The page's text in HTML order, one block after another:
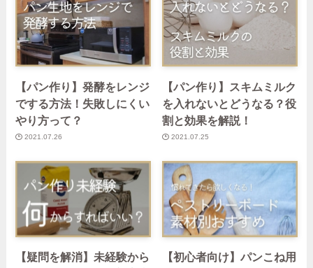
【パン作り】発酵をレンジ
でする方法！失敗しにくい
やり方って？
2021.07.26
【パン作り】スキムミルク
を入れないとどうなる？役
割と効果を解説！
2021.07.25
【疑問を解消】未経験から
【初心者向け】パンこね用